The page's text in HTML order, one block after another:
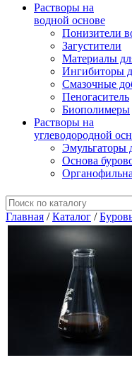
Растворы на
водной основе
Понизители
Загустители
Материалы
Ингибиторы
Смазочные
Пеногаситель
Биополимеры
Растворы на
углеводородной
Эмульгаторы
Основа
Главная /Каталог /